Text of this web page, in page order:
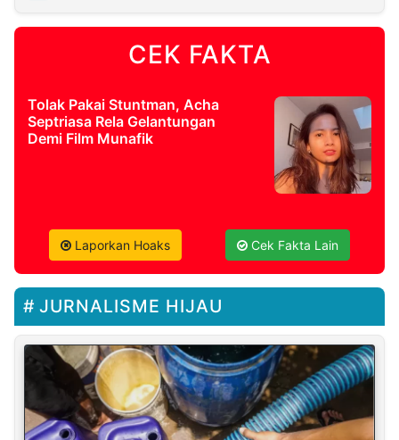
CEK FAKTA
Tolak Pakai Stuntman, Acha
Septriasa Rela Gelantungan
Demi Film Munafik
Laporkan Hoaks Cek Fakta Lain
JURNALISME HIJAU